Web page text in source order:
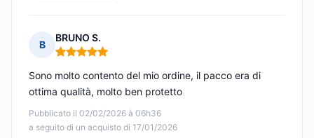
B
BRUNO S.
Nota: 5 su 5
Pubblicato il 02/02/2026 à 06h36
a seguito di un acquisto di 17/01/2026
Sono molto contento del mio ordine, il pacco era di
ottima qualità, molto ben protetto